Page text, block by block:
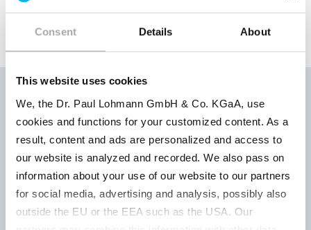
Consent Details About
This website uses cookies
We, the Dr. Paul Lohmann GmbH & Co. KGaA, use
cookies and functions for your customized content. As a
result, content and ads are personalized and access to
our website is analyzed and recorded. We also pass on
information about your use of our website to our partners
for social media, advertising and analysis, possibly also
outside the EU or the EEA such as the USA. Our
Produktnummer Produktparameter
Pulver